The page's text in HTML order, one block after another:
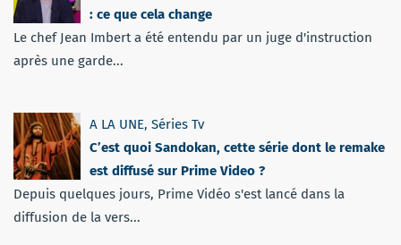
: ce que cela change
Le chef Jean Imbert a été entendu par un juge d'instruction
après une garde...
A LA UNE, Séries Tv
C’est quoi Sandokan, cette série dont le remake
est diffusé sur Prime Video ?
Depuis quelques jours, Prime Vidéo s'est lancé dans la
diffusion de la vers...